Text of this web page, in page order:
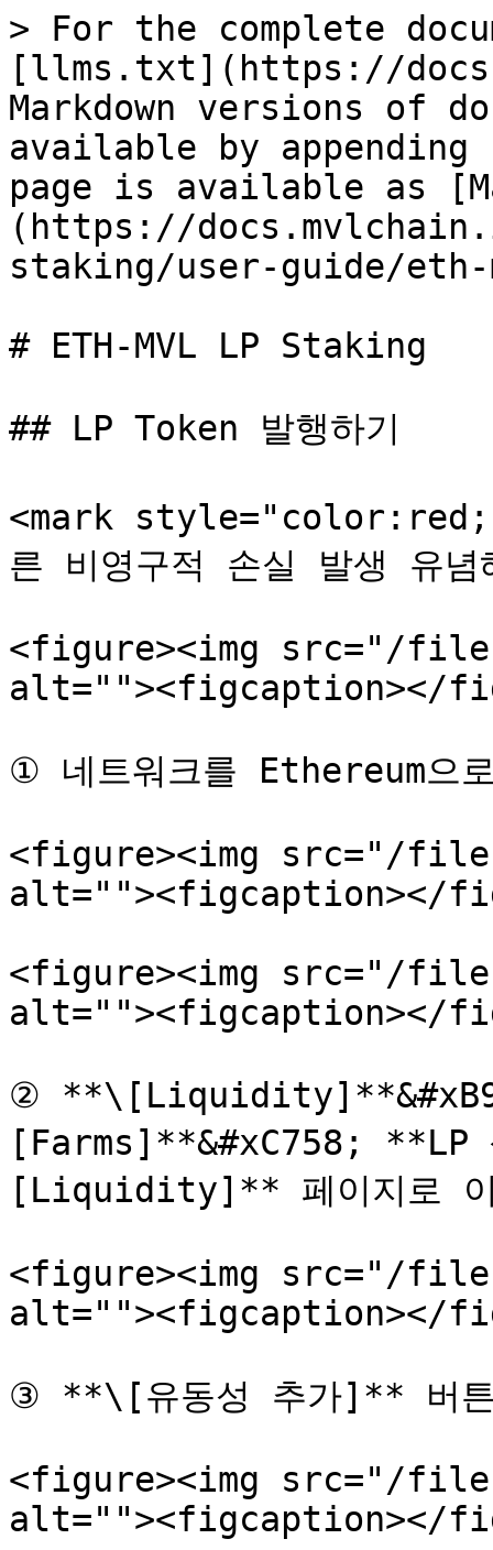
> For the complete
[llms.txt](https://
Markdown versions of
available by
page is available as
(https://
staking/user-guide/
# ETH-MVL LP Staking
## LP Token 발행하기
<mark
른 비영구적 손실 발생 유
<figure><img src="/files/
alt=""><figcaption></
① 네트워크를 Ethereum으
<figure><img src="/files/
alt=""><figcaption></
<figure><img src="/files/
alt=""><figcaption></
②
[Farms]**&#xC758; **LP
[Liquidity]** 페이지로 이
<figure><img src="/files/
alt=""><figcaption></
③ **\[유동성 추가]** 버튼
<figure><img src="/files/
alt=""><figcaption></